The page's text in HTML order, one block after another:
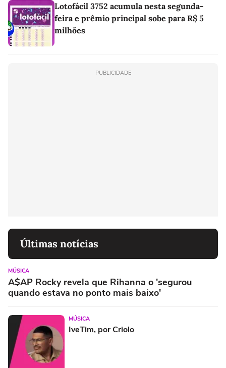
Lotofácil 3752 acumula nesta segunda-
feira e prêmio principal sobe para R$ 5
milhões
PUBLICIDADE
Últimas notícias
MÚSICA
A$AP Rocky revela que Rihanna o 'segurou
quando estava no ponto mais baixo'
MÚSICA
IveTim, por Criolo